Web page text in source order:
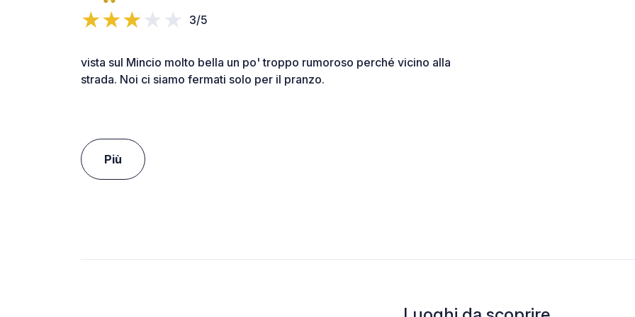
3/5
vista sul Mincio molto bella un po' troppo rumoroso perché vicino alla
strada. Noi ci siamo fermati solo per il pranzo.
Più